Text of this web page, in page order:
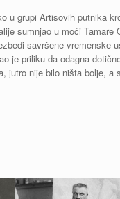
u grupi Artisovih putnika
sumnjao u moći Tamare
savršene vremenske
je priliku da odagna
jutro nije bilo ništa bolje, a